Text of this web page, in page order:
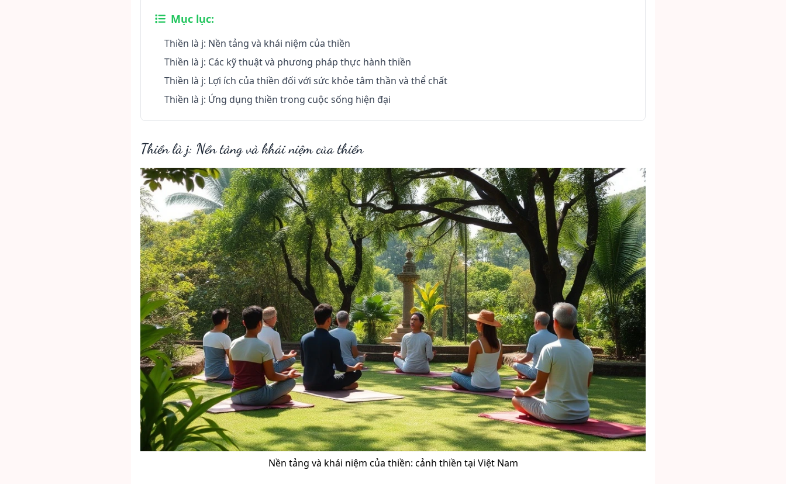
Mục lục:
Thiền là j: Nền tảng và khái niệm của thiền
Thiền là j: Các kỹ thuật và phương pháp thực hành thiền
Thiền là j: Lợi ích của thiền đối với sức khỏe tâm thần và thể chất
Thiền là j: Ứng dụng thiền trong cuộc sống hiện đại
Thiền là j: Nền tảng và khái niệm của thiền
Nền tảng và khái niệm của thiền: cảnh thiền tại Việt Nam